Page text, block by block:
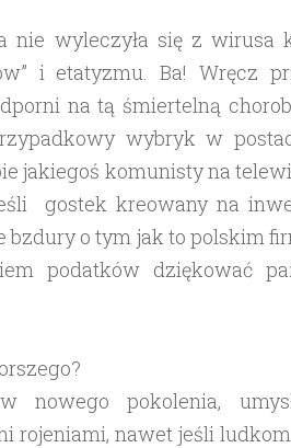
nie wyleczyła się z wirusa
i etatyzmu. Ba! Wręcz
na tą śmiertelną
wybryk w
jakiegoś komunisty na
gostek kreowany na
bzdury o tym jak to polskim
podatków dziękować
nowego pokolenia,
rojeniami, nawet jeśli